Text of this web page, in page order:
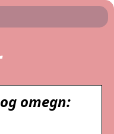
omegn: